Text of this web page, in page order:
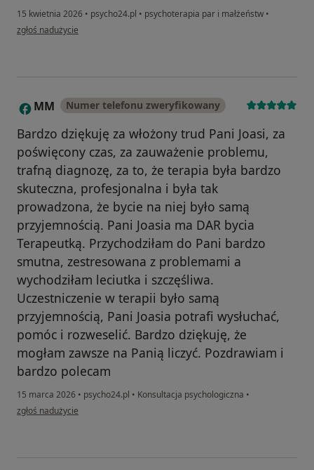
15 kwietnia 2026 • psycho24.pl • psychoterapia par i małżeństw •
w opinii użytkownika Monika
zgłoś nadużycie
M MM Numer telefonu zweryfikowany
Bardzo dziękuję za włożony trud Pani Joasi, za
poświęcony czas, za zauważenie problemu,
trafną diagnozę, za to, że terapia była bardzo
skuteczna, profesjonalna i była tak
prowadzona, że bycie na niej było samą
przyjemnością. Pani Joasia ma DAR bycia
Terapeutką. Przychodziłam do Pani bardzo
smutna, zestresowana z problemami a
wychodziłam leciutka i szczęśliwa.
Uczestniczenie w terapii było samą
przyjemnością, Pani Joasia potrafi wysłuchać,
pomóc i rozweselić. Bardzo dziękuję, że
mogłam zawsze na Panią liczyć. Pozdrawiam i
bardzo polecam
15 marca 2026 • psycho24.pl • Konsultacja psychologiczna •
w opinii użytkownika MM
zgłoś nadużycie